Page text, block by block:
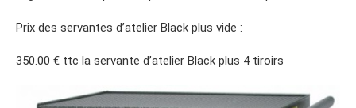
Prix des servantes d’atelier Black plus vide :
350.00 € ttc la servante d’atelier Black plus 4 tiroirs